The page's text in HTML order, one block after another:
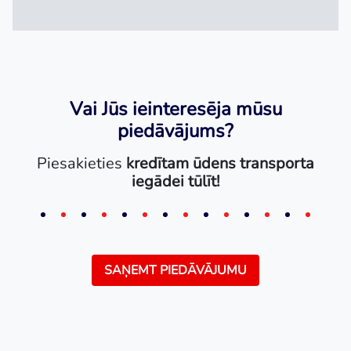
Vai Jūs ieinteresēja mūsu
piedāvājums?
Piesakieties kredītam ūdens transporta
iegādei tūlīt!
SAŅEMT PIEDĀVĀJUMU